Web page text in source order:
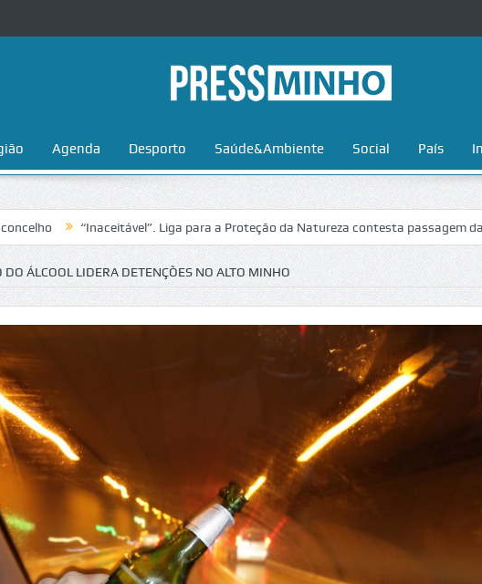
Agenda Desporto Saúde&Ambiente Social País
“Inaceitável”. Liga para a Proteção da Natureza contesta passagem da Volta a
DO ÁLCOOL LIDERA DETENÇÕES NO ALTO MINHO